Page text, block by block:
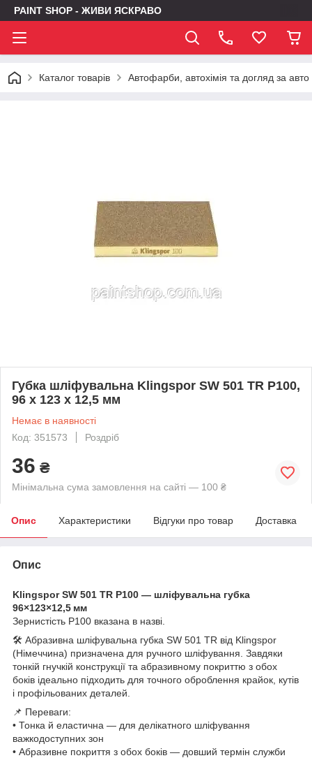
PAINT SHOP - ЖИВИ ЯСКРАВО
Каталог товарів Автофарби, автохімія та догляд за авто
Губка шліфувальна Klingspor SW 501 TR P100,
96 x 123 x 12,5 мм
Немає в наявності
Код: 351573
Роздріб
36 ₴
Мінімальна сума замовлення на сайті — 100 ₴
Опис Характеристики Відгуки про товар Доставка
Опис
Klingspor SW 501 TR P100 — шліфувальна губка
96×123×12,5 мм
Зернистість P100 вказана в назві.
🛠 Абразивна шліфувальна губка SW 501 TR від Klingspor
(Німеччина) призначена для ручного шліфування. Завдяки
тонкій гнучкій конструкції та абразивному покриттю з обох
боків ідеально підходить для точного оброблення крайок, кутів
і профільованих деталей.
📌 Переваги:
• Тонка й еластична — для делікатного шліфування
важкодоступних зон
• Абразивне покриття з обох боків — довший термін служби